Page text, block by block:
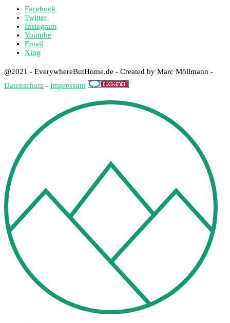
Facebook
Twitter
Instagram
Youtube
Email
Xing
@2021 - EverywhereButHome.de - Created by Marc Möllmann -
Datenschutz - Impressum